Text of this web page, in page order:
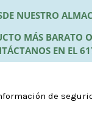
NUESTRO
MÁS BARATO
EN EL
de